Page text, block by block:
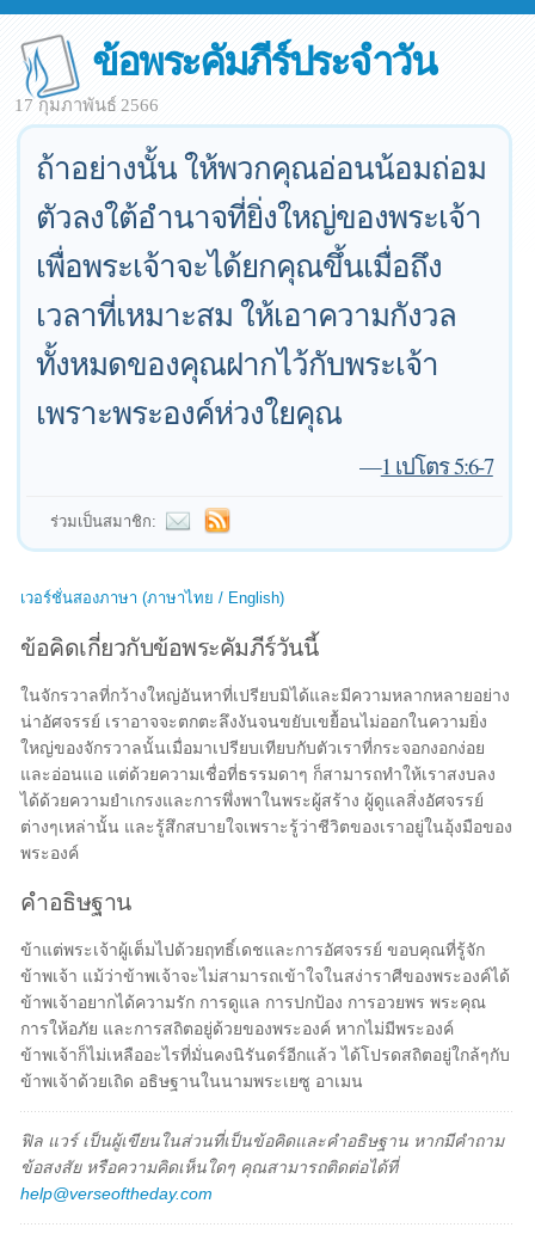
ข้อพระคัมภีร์ประจำวัน
17 กุมภาพันธ์ 2566
ถ้าอย่างนั้น ให้พวกคุณอ่อนน้อมถ่อม
ตัวลงใต้อำนาจที่ยิ่งใหญ่ของพระเจ้า
เพื่อพระเจ้าจะได้ยกคุณขึ้นเมื่อถึง
เวลาที่เหมาะสม ให้เอาความกังวล
ทั้งหมดของคุณฝากไว้กับพระเจ้า
เพราะพระองค์ห่วงใยคุณ
—1 เปโตร 5:6-7
ร่วมเป็นสมาชิก:
เวอร์ชั่นสองภาษา (ภาษาไทย / English)
ข้อคิดเกี่ยวกับข้อพระคัมภีร์วันนี้
ในจักรวาลที่กว้างใหญ่อันหาที่เปรียบมิได้และมีความหลากหลายอย่าง
น่าอัศจรรย์ เราอาจจะตกตะลึงงันจนขยับเขยื้อนไม่ออกในความยิ่ง
ใหญ่ของจักรวาลนั้นเมื่อมาเปรียบเทียบกับตัวเราที่กระจอกงอกง่อย
และอ่อนแอ แต่ด้วยความเชื่อที่ธรรมดาๆ ก็สามารถทำให้เราสงบลง
ได้ด้วยความยำเกรงและการพึ่งพาในพระผู้สร้าง ผู้ดูแลสิ่งอัศจรรย์
ต่างๆเหล่านั้น และรู้สึกสบายใจเพราะรู้ว่าชีวิตของเราอยู่ในอุ้งมือของ
พระองค์
คำอธิษฐาน
ข้าแต่พระเจ้าผู้เต็มไปด้วยฤทธิ์เดชและการอัศจรรย์ ขอบคุณที่รู้จัก
ข้าพเจ้า แม้ว่าข้าพเจ้าจะไม่สามารถเข้าใจในสง่าราศีของพระองค์ได้
ข้าพเจ้าอยากได้ความรัก การดูแล การปกป้อง การอวยพร พระคุณ
การให้อภัย และการสถิตอยู่ด้วยของพระองค์ หากไม่มีพระองค์
ข้าพเจ้าก็ไม่เหลืออะไรที่มั่นคงนิรันดร์อีกแล้ว ได้โปรดสถิตอยู่ใกล้ๆกับ
ข้าพเจ้าด้วยเถิด อธิษฐานในนามพระเยซู อาเมน
ฟิล แวร์ เป็นผู้เขียนในส่วนที่เป็นข้อคิดและคำอธิษฐาน หากมีคำถาม
ข้อสงสัย หรือความคิดเห็นใดๆ คุณสามารถติดต่อได้ที่
help@verseoftheday.com